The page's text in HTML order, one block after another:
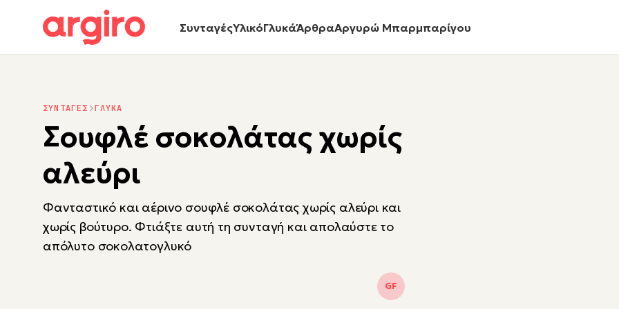
ΣυνταγέςΥλικόΓλυκάΆρθραΑργυρώ Μπαρμπαρίγου
ΣΥΝΤΑΓΕΣ ΓΛΥΚΑ
Σουφλέ σοκολάτας χωρίς
αλεύρι
Φανταστικό και αέρινο σουφλέ σοκολάτας χωρίς αλεύρι και
χωρίς βούτυρο. Φτιάξτε αυτή τη συνταγή και απολαύστε το
απόλυτο σοκολατογλυκό
GF